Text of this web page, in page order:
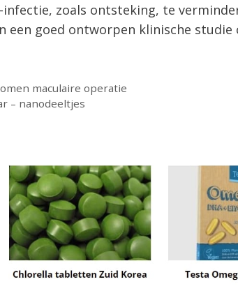
zoals ontsteking, te
een goed ontworpen klinische studie
maculaire operatie
– nanodeeltjes